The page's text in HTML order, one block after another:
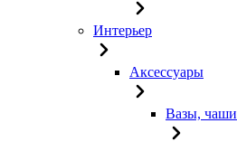
Интерьер
Аксессуары
Вазы, чаши